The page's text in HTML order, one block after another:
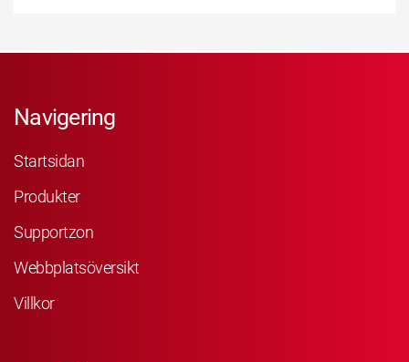
Navigering
Startsidan
Produkter
Supportzon
Webbplatsöversikt
Villkor